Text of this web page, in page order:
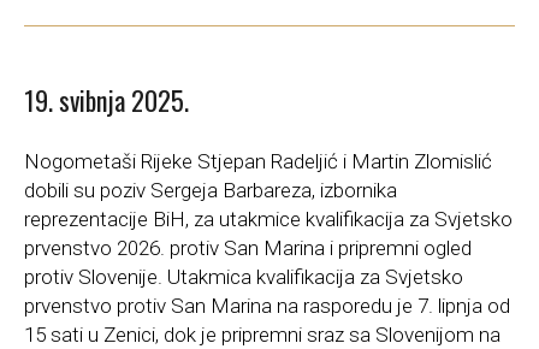
19. svibnja 2025.
Nogometaši Rijeke Stjepan Radeljić i Martin Zlomislić
dobili su poziv Sergeja Barbareza, izbornika
reprezentacije BiH, za utakmice kvalifikacija za Svjetsko
prvenstvo 2026. protiv San Marina i pripremni ogled
protiv Slovenije. Utakmica kvalifikacija za Svjetsko
prvenstvo protiv San Marina na rasporedu je 7. lipnja od
15 sati u Zenici, dok je pripremni sraz sa Slovenijom na